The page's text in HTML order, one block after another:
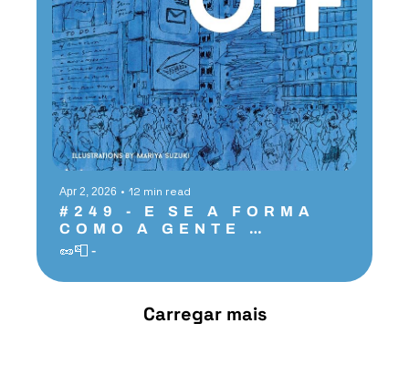
Apr 2, 2026 • 12 min read
#249 - E SE A FORMA
COMO A GENTE
ENTENDE TRABALHO,
PRODUTIVIDADE
Carregar mais